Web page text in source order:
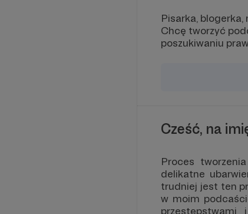
Pisarka,
Chcę tworzyć
poszukiwaniu
Cześć, na
Proces
delikatne
trudniej jest ten
w moim